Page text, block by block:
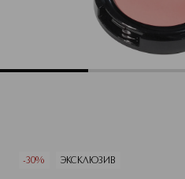
-30% ЭКСКЛЮЗИВ